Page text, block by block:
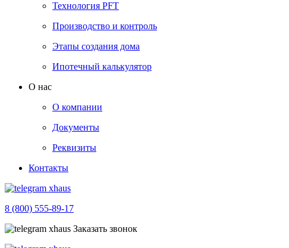
Технология PFT
Производство и контроль
Этапы создания дома
Ипотечный калькулятор
О нас
О компании
Документы
Реквизиты
Контакты
8 (800) 555-89-17
Заказать звонок